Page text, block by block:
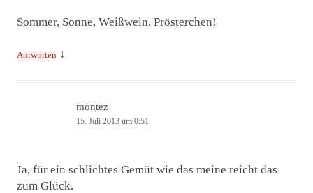
Sommer, Sonne, Weißwein. Prösterchen!
Antworten ↓
montez
15. Juli 2013 um 0:51
Ja, für ein schlichtes Gemüt wie das meine reicht das
zum Glück.